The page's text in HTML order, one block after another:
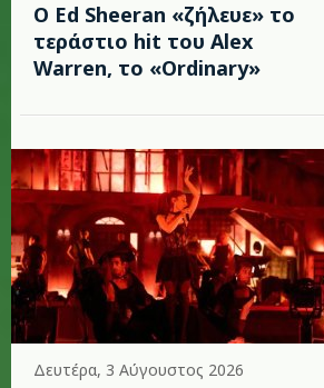
Ο Ed Sheeran «ζήλευε» το
τεράστιο hit του Alex
Warren, το «Ordinary»
Δευτέρα, 3 Αύγουστος 2026